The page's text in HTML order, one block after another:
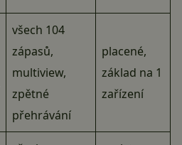
všech 104
zápasů,
multiview,
zpětné
přehrávání
placené,
základ na 1
zařízení